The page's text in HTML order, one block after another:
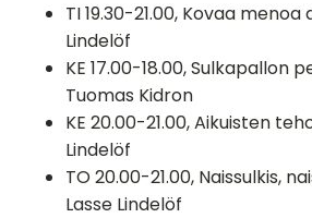
TI 19.30-21.00, Kovaa menoa
Lindelöf
KE 17.00-18.00, Sulkapallon
Tuomas Kidron
KE 20.00-21.00, Aikuisten
Lindelöf
TO 20.00-21.00, Naissulkis,
Lasse Lindelöf